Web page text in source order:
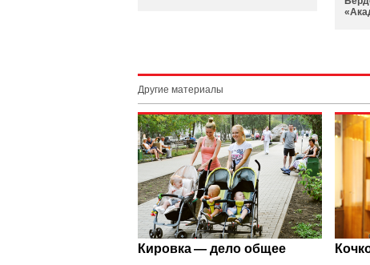
Другие материалы
Кировка — дело общее